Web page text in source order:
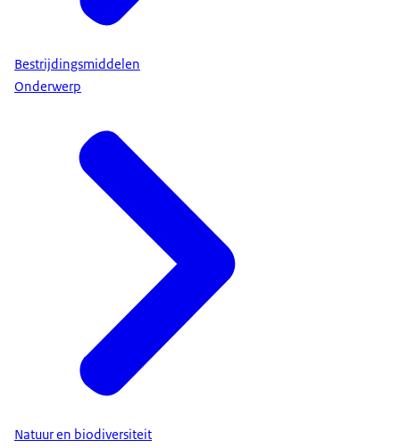
Bestrijdingsmiddelen
Onderwerp
Natuur en biodiversiteit